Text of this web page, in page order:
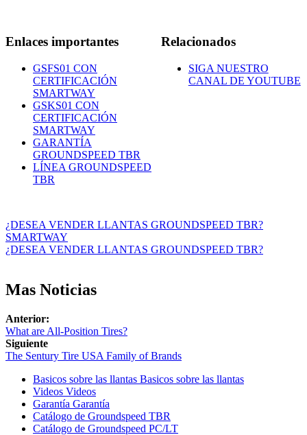
Enlaces importantes
GSFS01 CON
CERTIFICACIÓN
SMARTWAY
GSKS01 CON
CERTIFICACIÓN
SMARTWAY
GARANTÍA
GROUNDSPEED TBR
LÍNEA GROUNDSPEED
TBR
Relacionados
SIGA NUESTRO
CANAL DE YOUTUBE
¿DESEA VENDER LLANTAS GROUNDSPEED TBR?
SMARTWAY
¿DESEA VENDER LLANTAS GROUNDSPEED TBR?
Mas Noticias
Anterior:
What are All-Position Tires?
Siguiente
The Sentury Tire USA Family of Brands
Basicos sobre las llantas Basicos sobre las llantas
Videos Videos
Garantía Garantía
Catálogo de Groundspeed TBR
Catálogo de Groundspeed PC/LT